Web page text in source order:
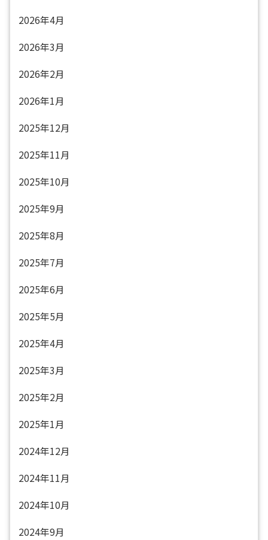
2026年4月
2026年3月
2026年2月
2026年1月
2025年12月
2025年11月
2025年10月
2025年9月
2025年8月
2025年7月
2025年6月
2025年5月
2025年4月
2025年3月
2025年2月
2025年1月
2024年12月
2024年11月
2024年10月
2024年9月